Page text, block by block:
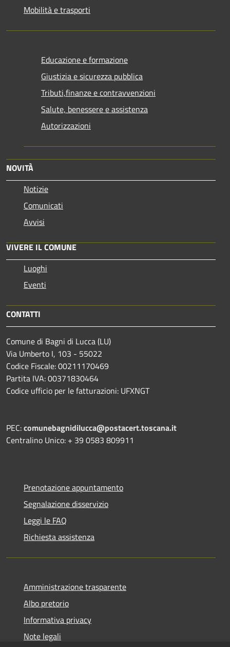
Mobilità e trasporti
Educazione e formazione
Giustizia e sicurezza pubblica
Tributi,finanze e contravvenzioni
Salute, benessere e assistenza
Autorizzazioni
NOVITÀ
Notizie
Comunicati
Avvisi
VIVERE IL COMUNE
Luoghi
Eventi
CONTATTI
Comune di Bagni di Lucca (LU)
Via Umberto I, 103 - 55022
Codice Fiscale: 00211170469
Partita IVA: 00371830464
Codice ufficio per le fatturazioni: UFXNGT
PEC:comunebagnidilucca@postacert.toscana.it
Centralino Unico: + 39 0583 809911
Prenotazione appuntamento
Segnalazione disservizio
Leggi le FAQ
Richiesta assistenza
Amministrazione trasparente
Albo pretorio
Informativa privacy
Note legali